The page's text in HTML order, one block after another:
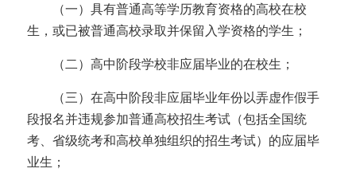
（一）具有普通高等学历教育资格的高校在校
生，或已被普通高校录取并保留入学资格的学生；
（二）高中阶段学校非应届毕业的在校生；
（三）在高中阶段非应届毕业年份以弄虚作假手
段报名并违规参加普通高校招生考试（包括全国统
考、省级统考和高校单独组织的招生考试）的应届毕
业生；